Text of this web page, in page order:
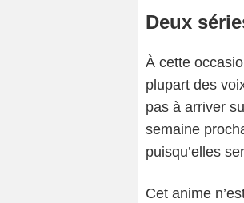
Deux
À cette
plupart des
pas à arriver
semaine
puisqu’elles
Cet anime